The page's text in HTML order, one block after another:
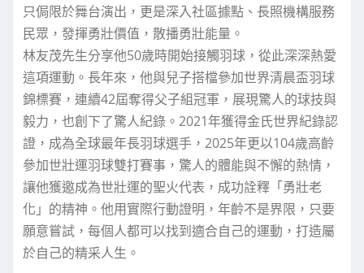
只侷限於舞台演出，更是深入社區據點、長照機構服務
民眾，發揮勇壯價值，散播勇壯能量。
林友茂先生分享他50歲時開始接觸羽球，從此深深熱愛
這項運動。長年來，他與兒子搭檔參加世界清晨盃羽球
錦標賽，連續42屆奪得父子組冠軍，展現驚人的球技與
毅力，也創下了驚人紀錄。2021年獲得金氏世界紀錄認
證，成為全球最年長羽球選手，2025年更以104歲高齡
參加世壯運羽球雙打賽事，驚人的體能與不懈的熱情，
讓他獲邀成為世壯運的聖火代表，成功詮釋「勇壯老
化」的精神。他用實際行動證明，年齡不是界限，只要
願意嘗試，每個人都可以找到適合自己的運動，打造屬
於自己的精采人生。